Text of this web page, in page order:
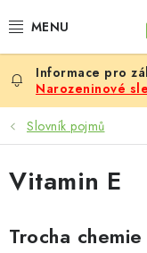
na
PREMIUM
DOPLŇKY STRAVY
CÍLE
Narozeninové
Slovník pojmů
Vitamin E
Trocha chemie